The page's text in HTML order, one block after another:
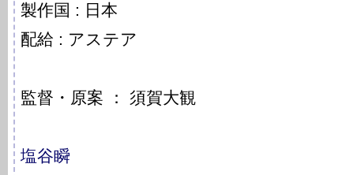
製作国 : 日本
配給 : アステア
監督・原案 ： 須賀大観
塩谷瞬